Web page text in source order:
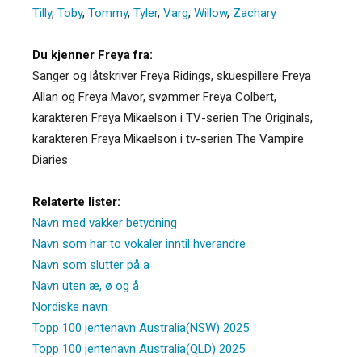
Tilly, Toby, Tommy, Tyler, Varg, Willow, Zachary
Du kjenner Freya fra:
Sanger og låtskriver Freya Ridings, skuespillere Freya
Allan og Freya Mavor, svømmer Freya Colbert,
karakteren Freya Mikaelson i TV-serien The Originals,
karakteren Freya Mikaelson i tv-serien The Vampire
Diaries
Relaterte lister:
Navn med vakker betydning
Navn som har to vokaler inntil hverandre
Navn som slutter på a
Navn uten æ, ø og å
Nordiske navn
Topp 100 jentenavn Australia(NSW) 2025
Topp 100 jentenavn Australia(QLD) 2025